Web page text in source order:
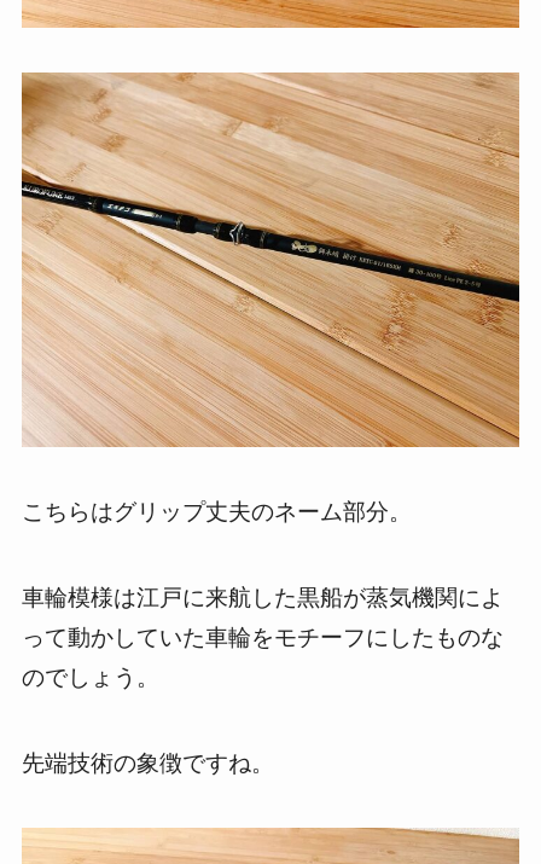
こちらはグリップ丈夫のネーム部分。
車輪模様は江戸に来航した黒船が蒸気機関によ
って動かしていた車輪をモチーフにしたものな
のでしょう。
先端技術の象徴ですね。